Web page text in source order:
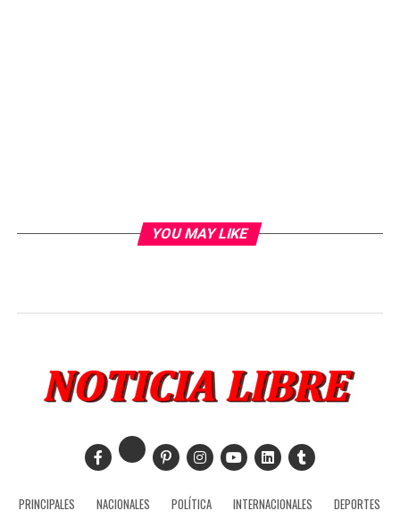
YOU MAY LIKE
PRINCIPALES NACIONALES POLÍTICA INTERNACIONALES DEPORTES